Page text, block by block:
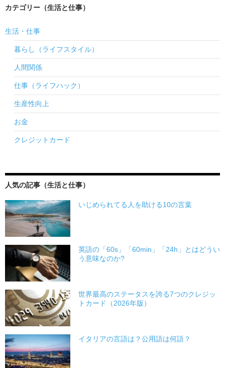
カテゴリー（生活と仕事）
生活・仕事
暮らし（ライフスタイル）
人間関係
仕事（ライフハック）
生産性向上
お金
クレジットカード
人気の記事（生活と仕事）
いじめられてる人を助ける10の言葉
英語の「60s」「60min」「24h」とはどうい
う意味なのか?
世界最高のステータスを誇る7つのクレジッ
トカード（2026年版）
イタリアの言語は？公用語は何語？